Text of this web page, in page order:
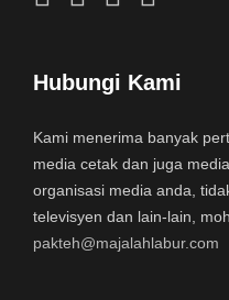
Hubungi Kami
Kami menerima banyak
media cetak dan juga
organisasi media anda,
televisyen dan lain-lain,
pakteh@majalahlabur.com